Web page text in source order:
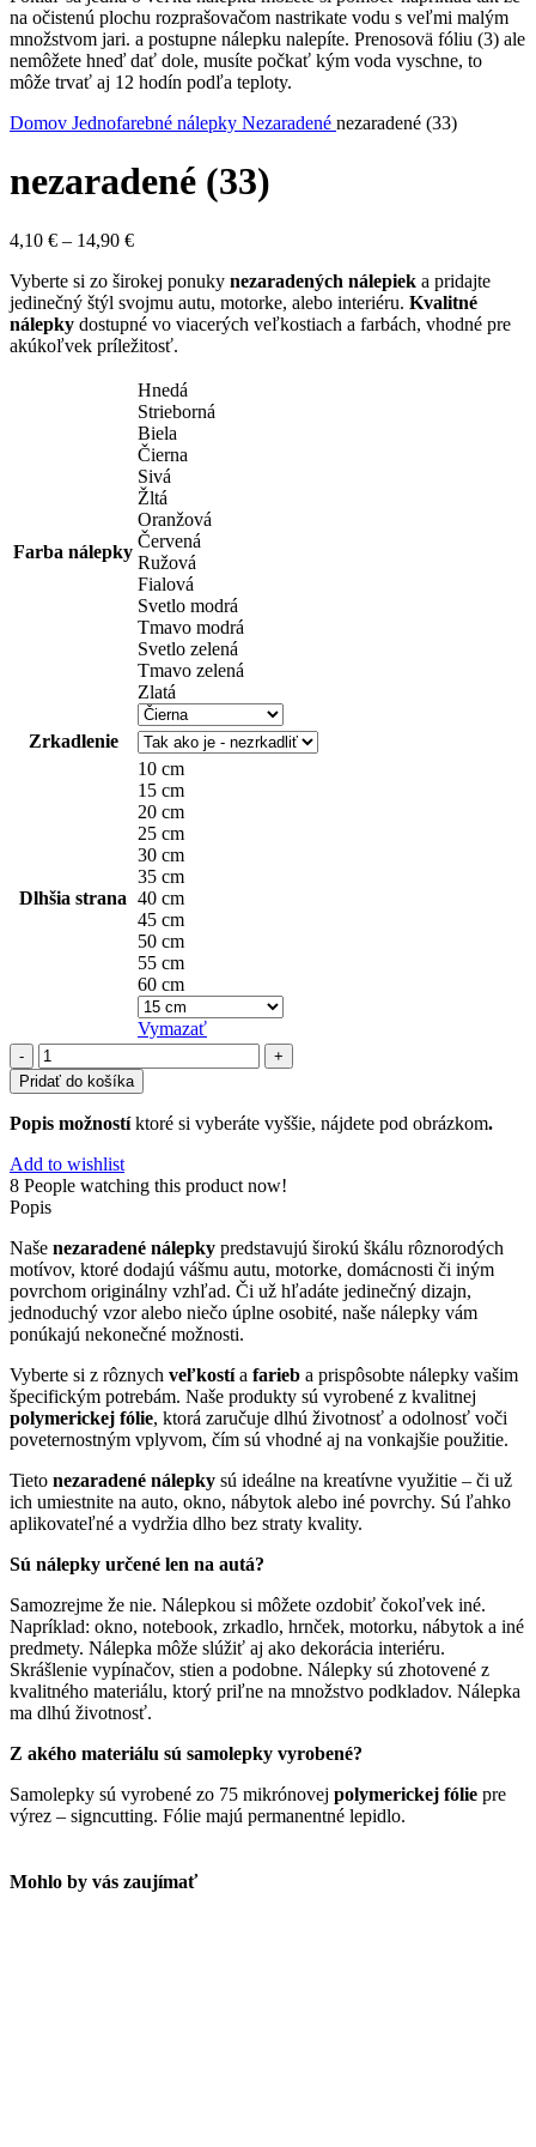
na očistenú plochu rozprašovačom nastrikate vodu s veľmi malým
množstvom jari. a postupne nálepku nalepíte. Prenosovä fóliu (3) ale
nemôžete hneď dať dole, musíte počkať kým voda vyschne, to
môže trvať aj 12 hodín podľa teploty.
Domov Jednofarebné nálepky Nezaradené nezaradené (33)
nezaradené (33)
4,10 € – 14,90 €Price
4,10 €
through
14,90 €
Vyberte si zo širokej ponuky nezaradených nálepiek a pridajte
jedinečný štýl svojmu autu, motorke, alebo interiéru. Kvalitné
nálepky dostupné vo viacerých veľkostiach a farbách, vhodné pre
akúkoľvek príležitosť.
Farba nálepky
Hnedá
Strieborná
Biela
Čierna
Sivá
Žltá
Oranžová
Červená
Ružová
Fialová
Svetlo modrá
Tmavo modrá
Svetlo zelená
Tmavo zelená
Zlatá
Zrkadlenie
Dlhšia strana
10 cm
15 cm
20 cm
25 cm
30 cm
35 cm
40 cm
45 cm
50 cm
55 cm
60 cm
Vymazať
množstvo
nezaradené
(33)
Pridať do košíka
Popis možnostíktoré si vyberáte vyššie, nájdete pod obrázkom.
Add to wishlist
8 People watching this product now!
Popis
Naše nezaradené nálepky predstavujú širokú škálu rôznorodých
motívov, ktoré dodajú vášmu autu, motorke, domácnosti či iným
povrchom originálny vzhľad. Či už hľadáte jedinečný dizajn,
jednoduchý vzor alebo niečo úplne osobité, naše nálepky vám
ponúkajú nekonečné možnosti.
Vyberte si z rôznych veľkostía farieb a prispôsobte nálepky vašim
špecifickým potrebám. Naše produkty sú vyrobené z kvalitnej
polymerickej fólie, ktorá zaručuje dlhú životnosť a odolnosť voči
poveternostným vplyvom, čím sú vhodné aj na vonkajšie použitie.
Tieto nezaradené nálepky sú ideálne na kreatívne využitie – či už
ich umiestnite na auto, okno, nábytok alebo iné povrchy. Sú ľahko
aplikovateľné a vydržia dlho bez straty kvality.
Sú nálepky určené len na autá?
Samozrejme že nie. Nálepkou si môžete ozdobiť čokoľvek iné.
Napríklad: okno, notebook, zrkadlo, hrnček, motorku, nábytok a iné
predmety. Nálepka môže slúžiť aj ako dekorácia interiéru.
Skrášlenie vypínačov, stien a podobne. Nálepky sú zhotovené z
kvalitného materiálu, ktorý priľne na množstvo podkladov. Nálepka
ma dlhú životnosť.
Z akého materiálu sú samolepky vyrobené?
Samolepky sú vyrobené zo 75 mikrónovej polymerickej fólie pre
výrez – signcutting. Fólie majú permanentné lepidlo.
Mohlo by vás zaujímať